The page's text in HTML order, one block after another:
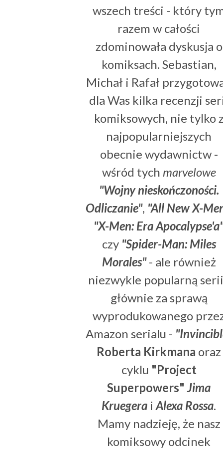
wszech treści - który
razem w całości
zdominowała dyskusja o
komiksach. Sebastian,
Michał i Rafał
dla Was kilka recenzji
komiksowych, nie tylko
najpopularniejszych
obecnie wydawnictw -
wśród tych marvelowe
"Wojny nieskończoności.
Odliczanie", "All New X-
"X-Men: Era
czy "Spider-Man: Miles
Morales"- ale również
niezwykle popularną
głównie za sprawą
wyprodukowanego
Amazon serialu -
Roberta Kirkmana oraz
cyklu "Project
Superpowers" Jima
Kruegera iAlexa Rossa.
Mamy nadzieję, że nasz
komiksowy odcinek